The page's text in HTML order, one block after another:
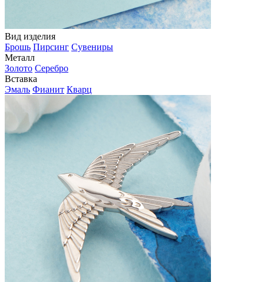
Вид изделия
Брошь Пирсинг Сувениры
Металл
Золото Серебро
Вставка
Эмаль Фианит Кварц